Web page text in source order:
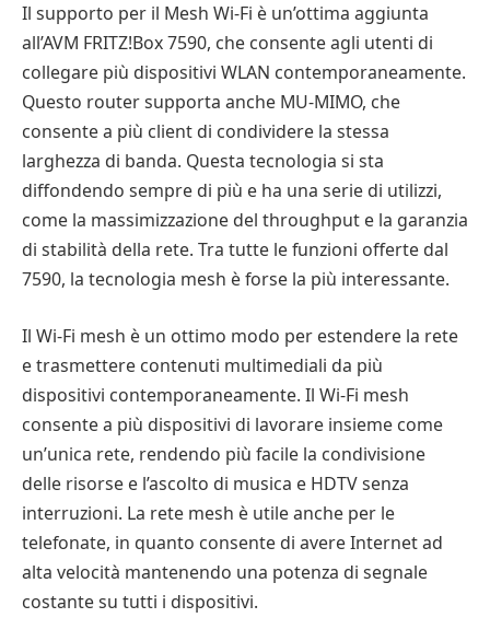
Il supporto per il Mesh Wi-Fi è un’ottima aggiunta
all’AVM FRITZ!Box 7590, che consente agli utenti di
collegare più dispositivi WLAN contemporaneamente.
Questo router supporta anche MU-MIMO, che
consente a più client di condividere la stessa
larghezza di banda. Questa tecnologia si sta
diffondendo sempre di più e ha una serie di utilizzi,
come la massimizzazione del throughput e la garanzia
di stabilità della rete. Tra tutte le funzioni offerte dal
7590, la tecnologia mesh è forse la più interessante.
Il Wi-Fi mesh è un ottimo modo per estendere la rete
e trasmettere contenuti multimediali da più
dispositivi contemporaneamente. Il Wi-Fi mesh
consente a più dispositivi di lavorare insieme come
un’unica rete, rendendo più facile la condivisione
delle risorse e l’ascolto di musica e HDTV senza
interruzioni. La rete mesh è utile anche per le
telefonate, in quanto consente di avere Internet ad
alta velocità mantenendo una potenza di segnale
costante su tutti i dispositivi.